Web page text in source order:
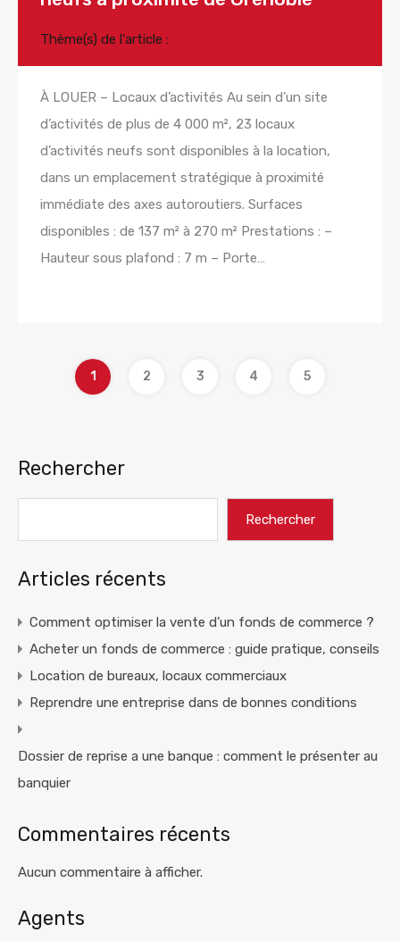
Thème(s) de l'article :
À LOUER – Locaux d’activités Au sein d’un site
d’activités de plus de 4 000 m², 23 locaux
d’activités neufs sont disponibles à la location,
dans un emplacement stratégique à proximité
immédiate des axes autoroutiers. Surfaces
disponibles : de 137 m² à 270 m² Prestations : –
Hauteur sous plafond : 7 m – Porte…
1 2 3 4 5
Rechercher
Rechercher
Articles récents
Comment optimiser la vente d’un fonds de commerce ?
Acheter un fonds de commerce : guide pratique, conseils
Location de bureaux, locaux commerciaux
Reprendre une entreprise dans de bonnes conditions
Dossier de reprise a une banque : comment le présenter au
banquier
Commentaires récents
Aucun commentaire à afficher.
Agents